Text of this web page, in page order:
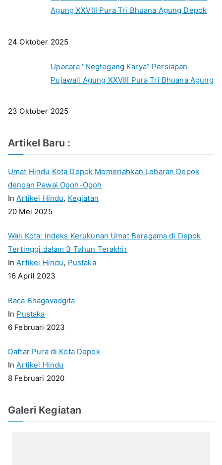
Agung XXVIII Pura Tri Bhuana Agung Depok
24 Oktober 2025
Upacara “Negtegang Karya” Persiapan
Pujawali Agung XXVIII Pura Tri Bhuana Agung
23 Oktober 2025
Artikel Baru :
Umat Hindu Kota Depok Memeriahkan Lebaran Depok
dengan Pawai Ogoh-Ogoh
InArtikel Hindu, Kegiatan
20 Mei 2025
Wali Kota: Indeks Kerukunan Umat Beragama di Depok
Tertinggi dalam 3 Tahun Terakhir
InArtikel Hindu, Pustaka
16 April 2023
Baca Bhagavadgita
In Pustaka
6 Februari 2023
Daftar Pura di Kota Depok
InArtikel Hindu
8 Februari 2020
Galeri Kegiatan